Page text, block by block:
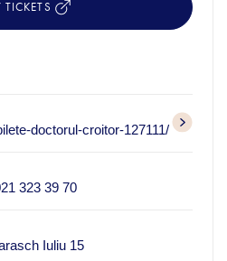
TICKETS
doctorul-croitor-127111/
323 39 70
Iuliu 15